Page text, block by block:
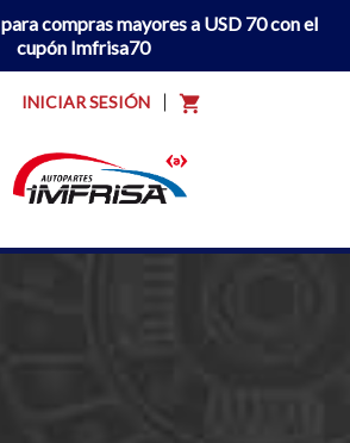
para compras mayores a USD 70 con el
cupón Imfrisa70
INICIAR SESIÓN shopping_cart